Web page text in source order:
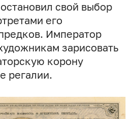
свой выбор
его
Император
зарисовать
корону
регалии.